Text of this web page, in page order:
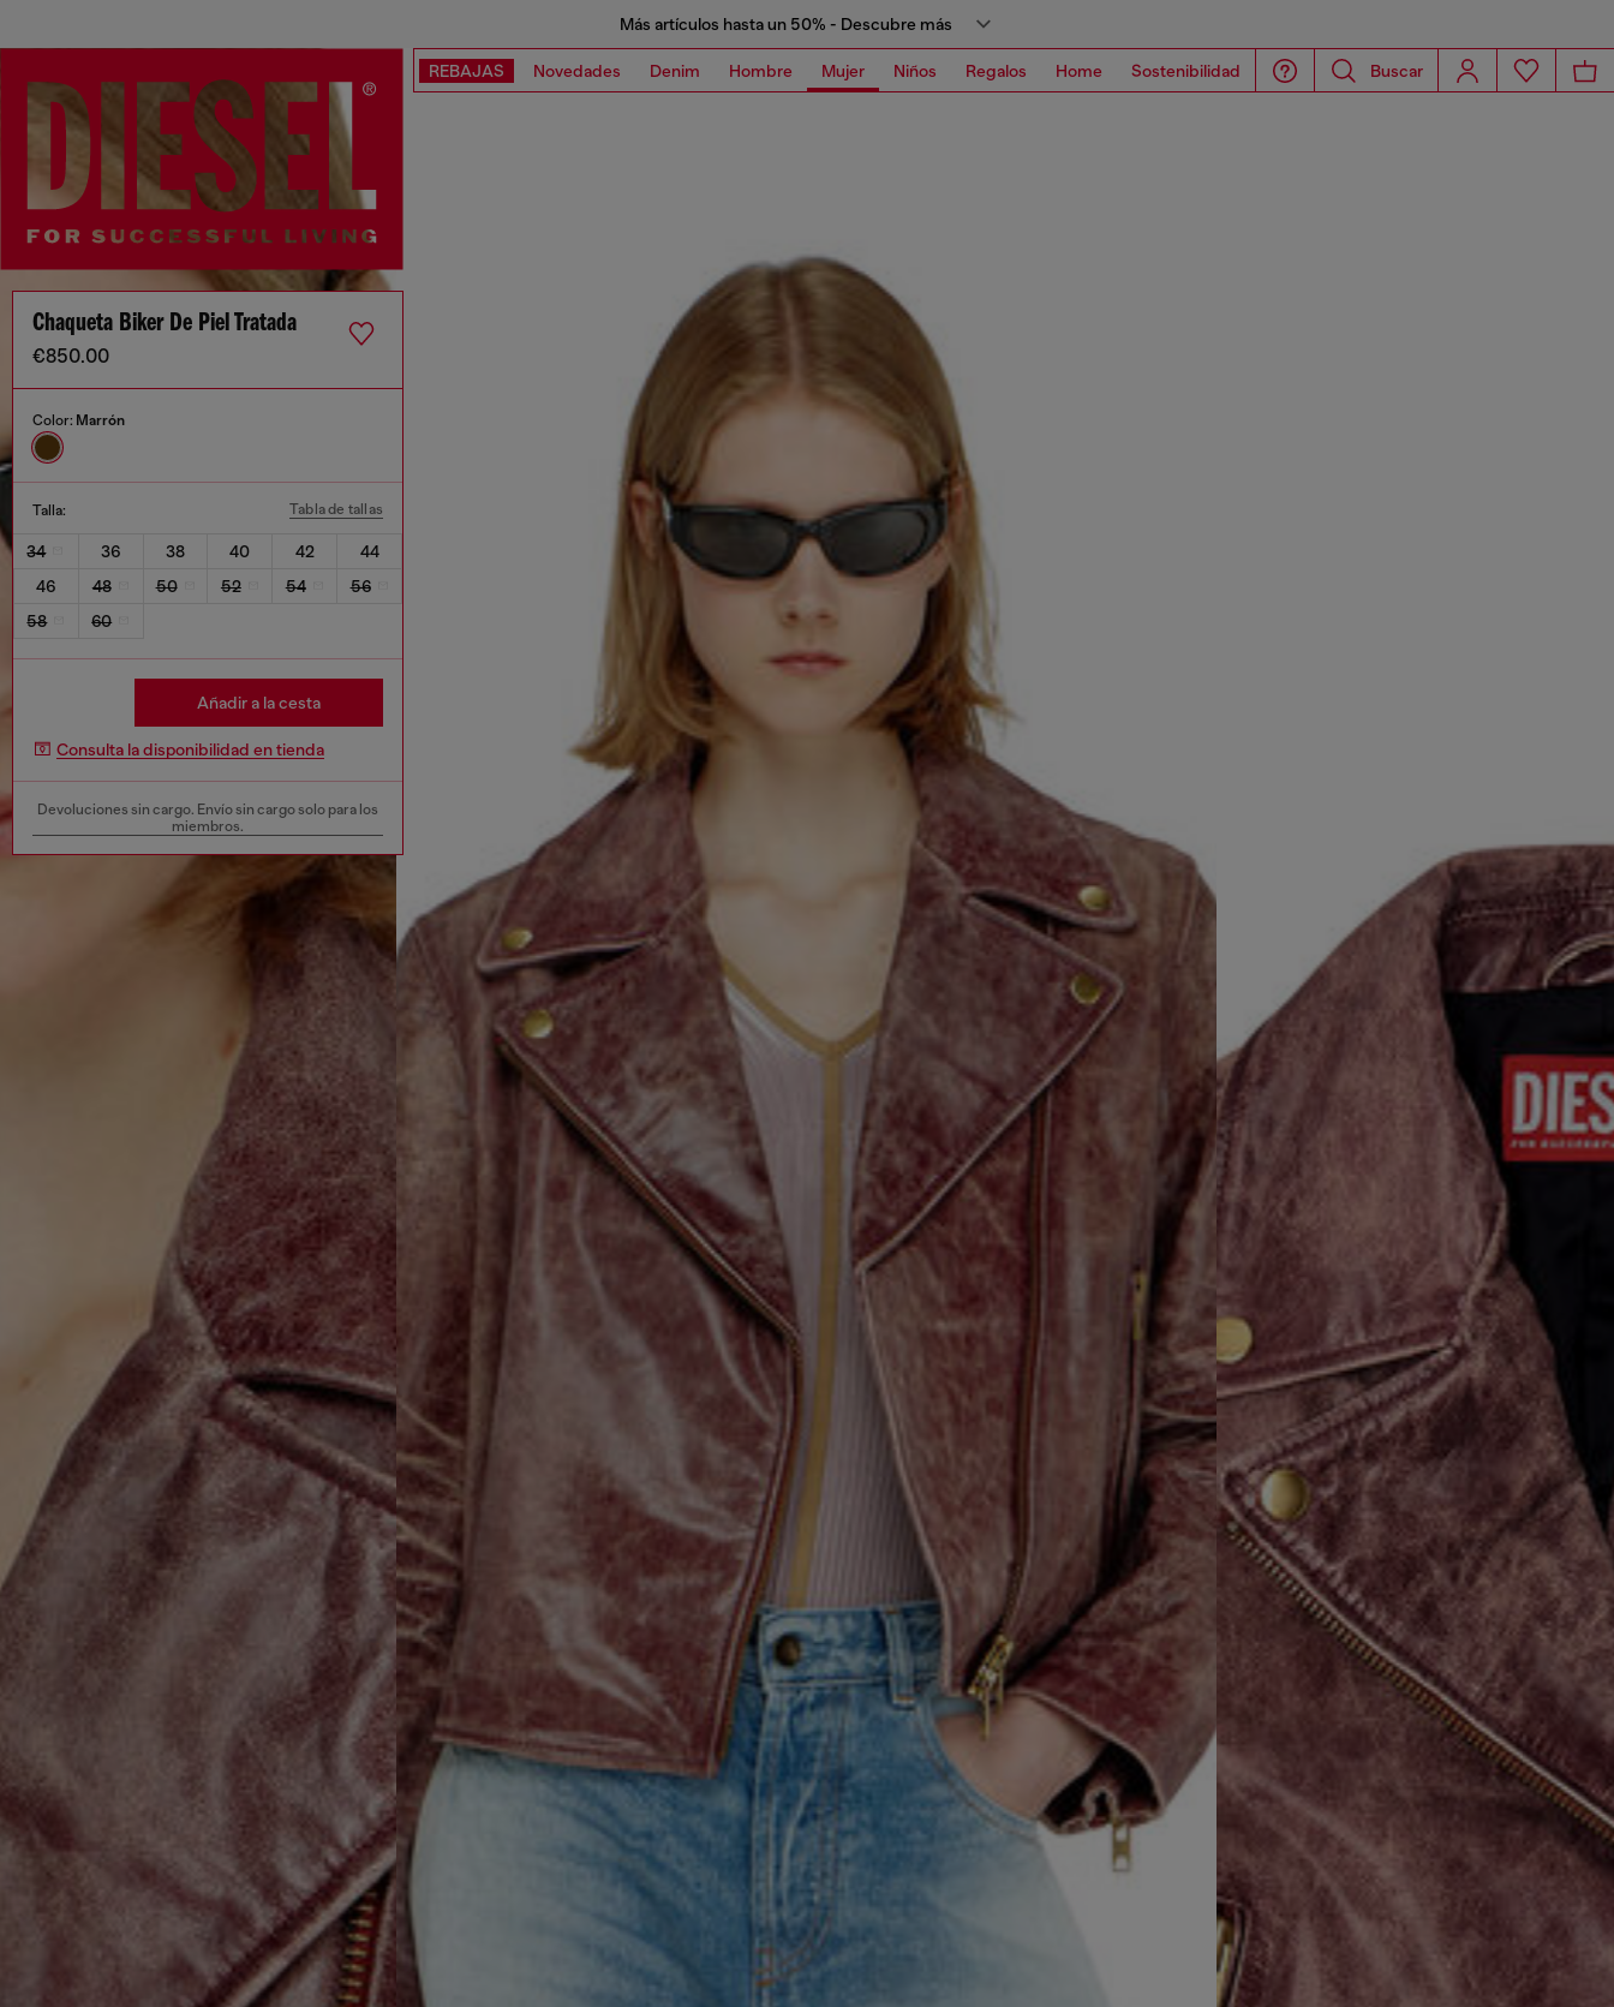
Más artículos hasta un 50% - Descubre más
REBAJAS Novedades Denim Hombre Mujer Niños Regalos Home Sostenibilidad Buscar
Chaqueta Biker De Piel Tratada
€850.00
Color: Marrón
Talla: Tabla de tallas
34 36 38 40 42
44
46
48 50 52 54
56
58
60
Añadir a la cesta
Consulta la disponibilidad en tienda
Devoluciones sin cargo. Envío sin cargo solo para los
miembros.